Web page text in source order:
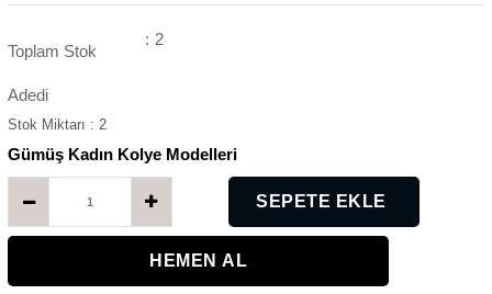
Toplam Stok
Adedi
: 2
Stok Miktarı : 2
Gümüş Kadın Kolye Modelleri